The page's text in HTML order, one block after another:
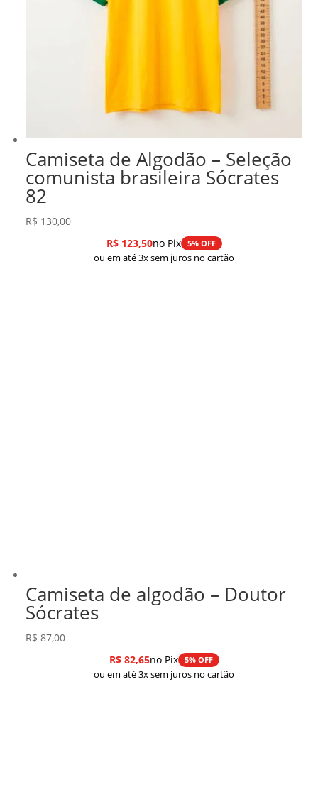
Camiseta de Algodão – Seleção
comunista brasileira Sócrates
82
R$ 130,00
R$123,50no Pix 5% OFF
ou em até 3x sem juros no cartão
Camiseta de algodão – Doutor
Sócrates
R$ 87,00
R$82,65no Pix 5% OFF
ou em até 3x sem juros no cartão